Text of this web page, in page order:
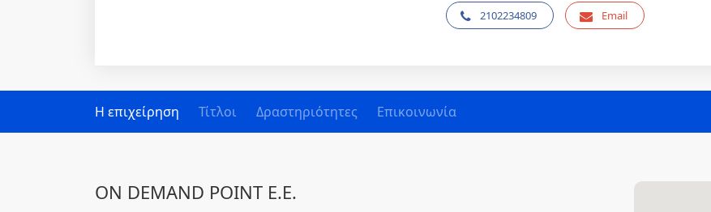
2102234809 Email
Η επιχείρηση Τίτλοι Δραστηριότητες Επικοινωνία
ON DEMAND POINT Ε.Ε.